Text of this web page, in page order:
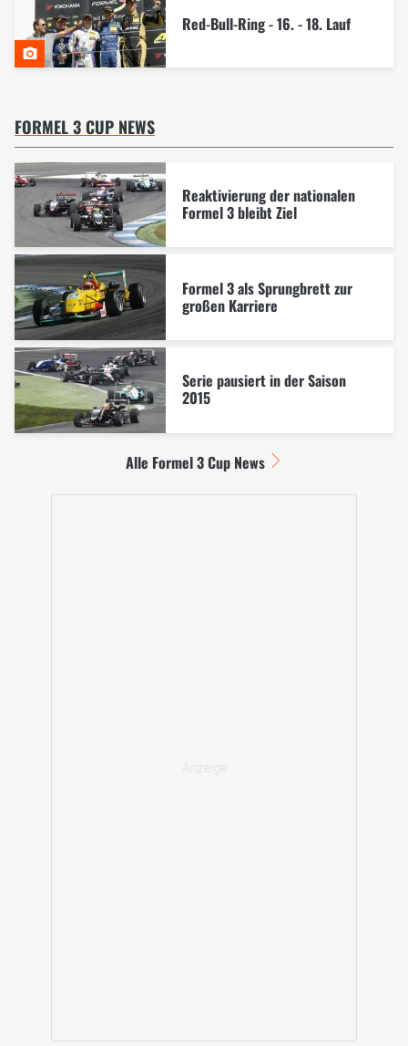
Red-Bull-Ring - 16. - 18. Lauf
FORMEL 3 CUP NEWS
Reaktivierung der nationalen
Formel 3 bleibt Ziel
Formel 3 als Sprungbrett zur
großen Karriere
Serie pausiert in der Saison
2015
Alle Formel 3 Cup News